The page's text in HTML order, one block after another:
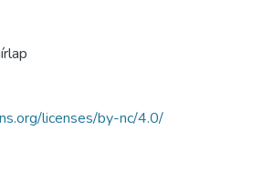
licenses/by-nc/4.0/